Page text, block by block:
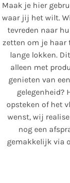
Maak je hier
waar jij het wilt.
tevreden naar
zetten om je haar
lange lokken.
alleen met
genieten van
gelegenheid?
opsteken of het
wenst, wij
nog een
gemakkelijk via